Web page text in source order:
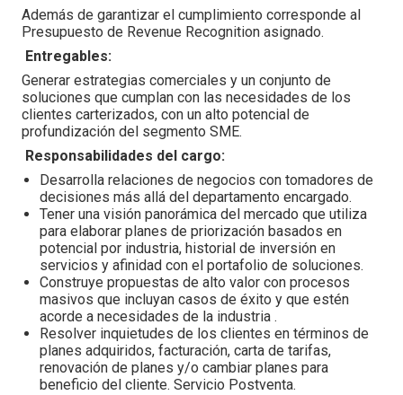
Además de garantizar el cumplimiento corresponde al
Presupuesto de Revenue Recognition asignado.
Entregables:
Generar estrategias comerciales y un conjunto de
soluciones que cumplan con las necesidades de los
clientes carterizados, con un alto potencial de
profundización del segmento SME.
Responsabilidades del cargo:
Desarrolla relaciones de negocios con tomadores de
decisiones más allá del departamento encargado.
Tener una visión panorámica del mercado que utiliza
para elaborar planes de priorización basados en
potencial por industria, historial de inversión en
servicios y afinidad con el portafolio de soluciones.
Construye propuestas de alto valor con procesos
masivos que incluyan casos de éxito y que estén
acorde a necesidades de la industria .
Resolver inquietudes de los clientes en términos de
planes adquiridos, facturación, carta de tarifas,
renovación de planes y/o cambiar planes para
beneficio del cliente. Servicio Postventa.